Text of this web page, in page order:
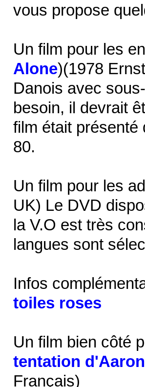
vous propose
Un film pour les
Alone)(1978
Danois avec
besoin, il devrait
film était
80.
Un film pour les
UK) Le DVD
la V.O est très
langues sont
Infos
toiles roses
Un film bien côté
tentation d'Aaron
Français)